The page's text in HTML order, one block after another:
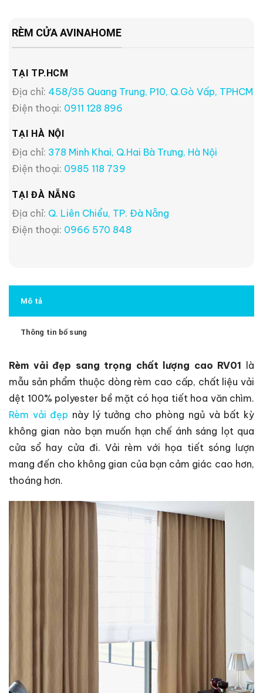
RÈM CỬA AVINAHOME
TẠI TP.HCM
Địa chỉ: 458/35 Quang Trung, P10, Q.Gò Vấp, TPHCM
Điện thoại: 0911 128 896
TẠI HÀ NỘI
Địa chỉ: 378 Minh Khai, Q.Hai Bà Trưng, Hà Nội
Điện thoại: 0985 118 739
TẠI ĐÀ NẴNG
Địa chỉ: Q. Liên Chiểu, TP. Đà Nẵng
Điện thoại: 0966 570 848
Mô tả
Thông tin bổ sung
Rèm vải đẹp sang trọng chất lượng cao RV01 là
mẫu sản phẩm thuộc dòng rèm cao cấp, chất liệu vải
dệt 100% polyester bề mặt có họa tiết hoa văn chìm.
Rèm vải đẹp này lý tưởng cho phòng ngủ và bất kỳ
không gian nào bạn muốn hạn chế ánh sáng lọt qua
cửa sổ hay cửa đi. Vải rèm với họa tiết sóng lượn
mang đến cho không gian của bạn cảm giác cao hơn,
thoáng hơn.